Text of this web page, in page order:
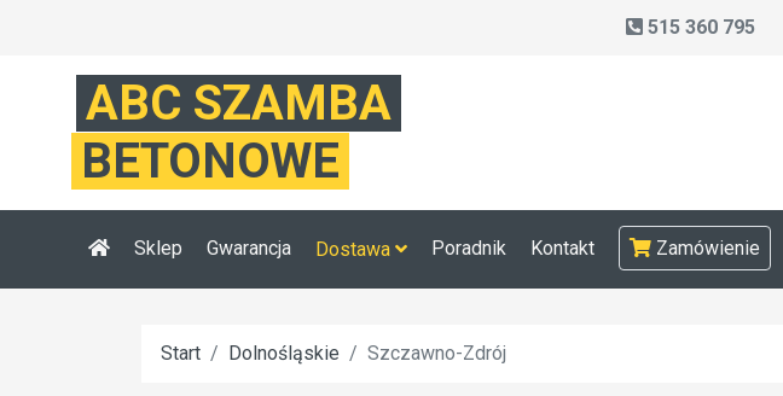
515 360 795
ABC SZAMBA
BETONOWE
Sklep Gwarancja Dostawa Poradnik Kontakt Zamówienie
Start Dolnośląskie Szczawno-Zdrój